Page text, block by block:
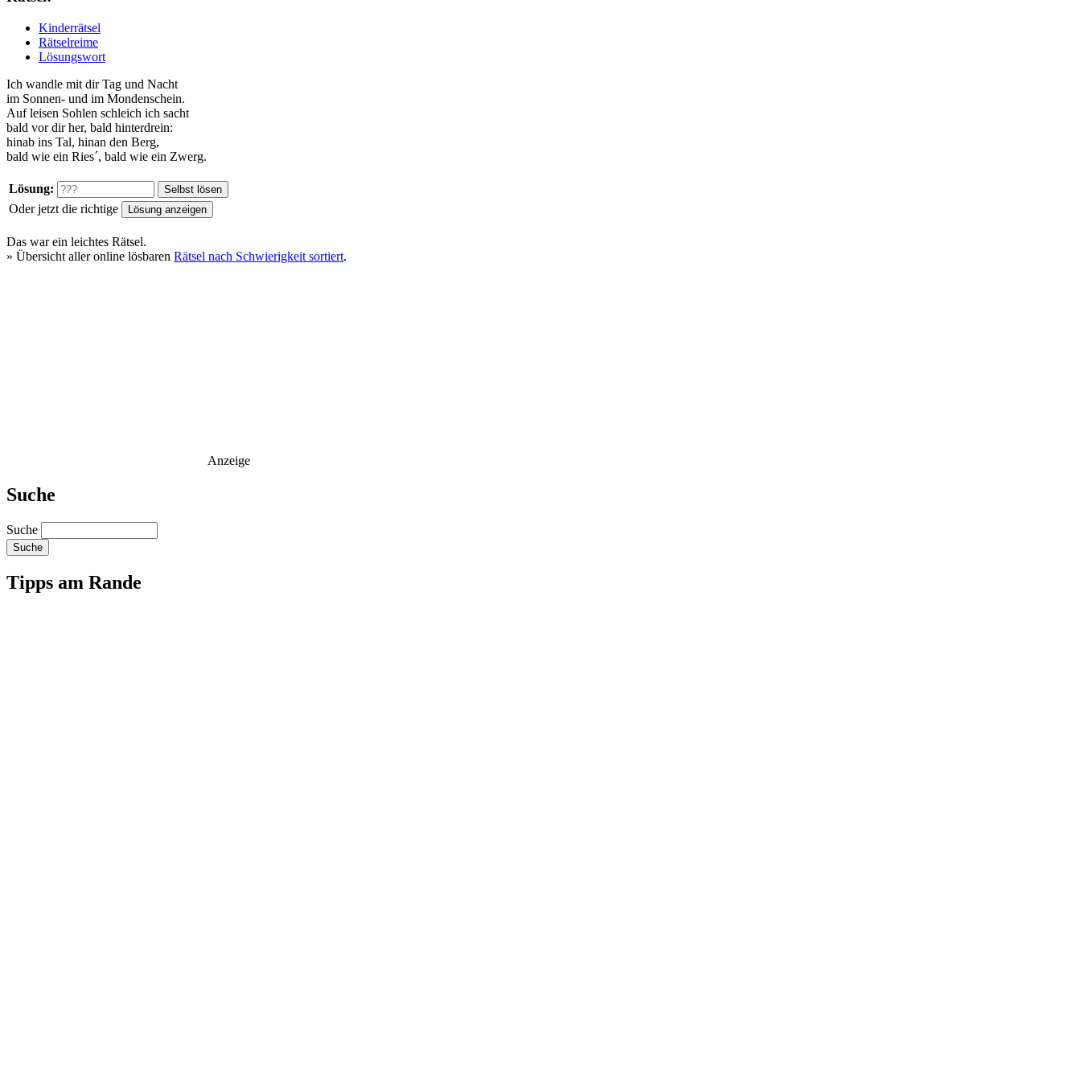
Kinderrätsel
Rätselreime
Lösungswort
Ich wandle mit dir Tag und Nacht
im Sonnen- und im Mondenschein.
Auf leisen Sohlen schleich ich sacht
bald vor dir her, bald hinterdrein:
hinab ins Tal, hinan den Berg,
bald wie ein Ries´, bald wie ein Zwerg.
Lösung:
Oder jetzt die richtige
Das war ein leichtes Rätsel.
» Übersicht aller online lösbaren Rätsel nach Schwierigkeit sortiert.
Anzeige
Suche
Suche
Tipps am Rande